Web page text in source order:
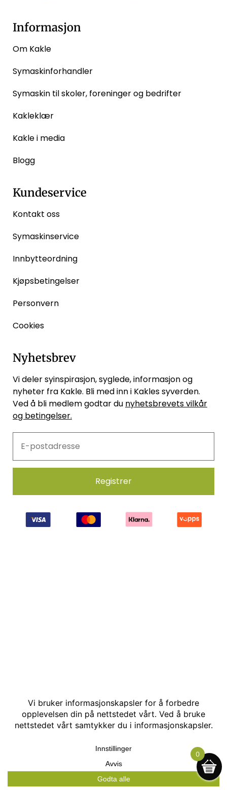
Informasjon
Om Kakle
Symaskinforhandler
Symaskin til skoler, foreninger og bedrifter
Kakleklær
Kakle i media
Blogg
Kundeservice
Kontakt oss
Symaskinservice
Innbytteordning
Kjøpsbetingelser
Personvern
Cookies
Nyhetsbrev
Vi deler syinspirasjon, syglede, informasjon og
nyheter fra Kakle. Bli med inn i Kakles syverden.
Ved å bli medlem godtar du nyhetsbrevets vilkår
og betingelser.
Hjemmesidehelten
0